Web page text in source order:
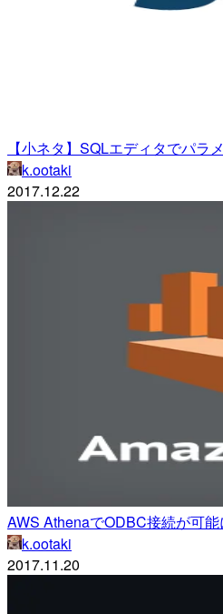
【小ネタ】SQLエディタでパラ
k.ootaki
2017.12.22
AWS AthenaでODBC接続が可
k.ootaki
2017.11.20